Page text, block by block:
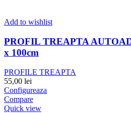
Add to wishlist
PROFIL TREAPTA
x 100cm
PROFILE TREAPTA
55,00 lei
Configureaza
Compare
Quick view